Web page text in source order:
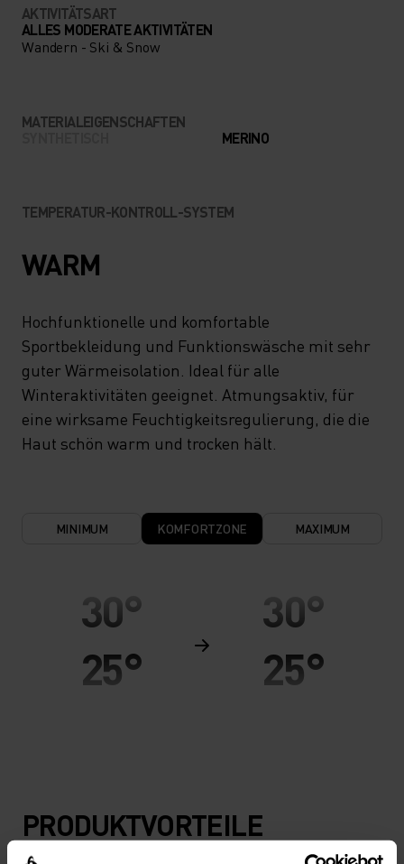
AKTIVITÄTSART
ALLES MODERATE AKTIVITÄTEN
Wandern - Ski & Snow
MATERIALEIGENSCHAFTEN
MERINO
TEMPERATUR-KONTROLL-SYSTEM
WARM
Hochfunktionelle und komfortable
Sportbekleidung und Funktionswäsche mit sehr
guter Wärmeisolation. Ideal für alle
Winteraktivitäten geeignet. Atmungsaktiv, für
eine wirksame Feuchtigkeitsregulierung, die die
Haut schön warm und trocken hält.
MINIMUM KOMFORTZONE MAXIMUM
30°
25°
10°
30°
25°
10°
PRODUKTVORTEILE